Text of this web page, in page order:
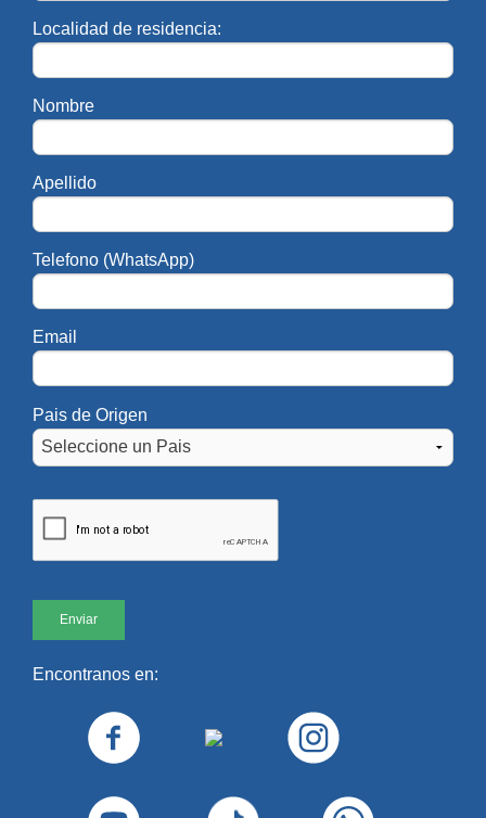
DECANATO
Martin.Olivar@UAI.edu.ar
Horacio Arana
Sede Regional Rosario:Mg. María
Yohana Noguera López
Secretario Técnico de Facultad en Sede
POSGRADOS
Agroindustriales
Mg. Ciro Guillermo Negri
Ciro.Negri@UAI.edu.ar
Secretario Académico
Horacio.Arana@UAI.edu.ar
Localidad de residencia:
Nombre
Apellido
Telefono (WhatsApp)
Email
Pais de Origen
Encontranos en: